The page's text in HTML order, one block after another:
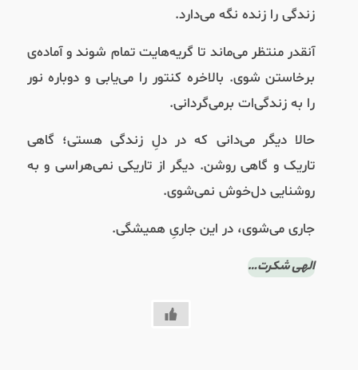
زندگی را زنده نگه می‌دارد.
آنقدر منتظر می‌ماند تا گریه‌‌هایت تمام شوند و آماده‌ی
برخاستن شوی. بالاخره کنتور را می‌یابی و دوباره نور
را به زندگی‌ات بر‌می‌گردانی.
حالا دیگر می‌دانی که در دلِ زندگی هستی؛ گاهی
تاریک و گاهی روشن. دیگر از تاریکی نمی‌هراسی و به
روشنایی دل‌خوش نمی‌شوی.
جاری می‌شوی، در این جاریِ همیشگی.
الهی شکرت…